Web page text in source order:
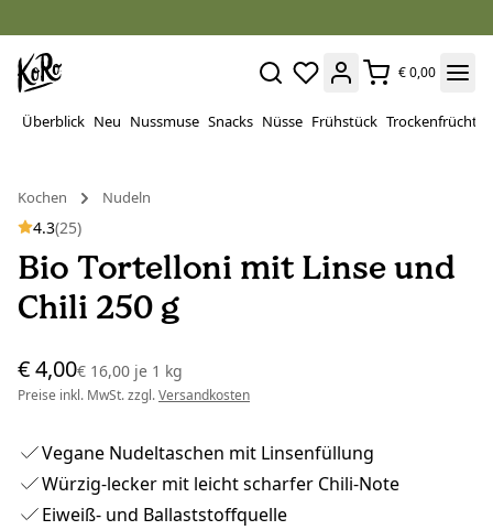
€ 0,00
Überblick Neu Nussmuse Snacks Nüsse Frühstück Trockenfrüchte
Kochen
Nudeln
4.3(25)
Bio Tortelloni mit Linse und
Chili 250 g
€ 4,00€ 16,00 je 1 kg
Preise inkl. MwSt. zzgl.Versandkosten
Vegane Nudeltaschen mit Linsenfüllung
Würzig-lecker mit leicht scharfer Chili-Note
Eiweiß- und Ballaststoffquelle